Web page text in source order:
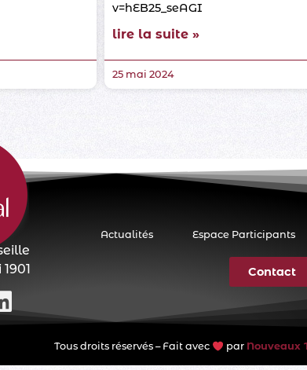
v=hEB25_seAGI
lire la suite »
25 mai 2024
Actualités Espace Participants
Contact
Tous droits réservés – Fait avec par Nouveaux